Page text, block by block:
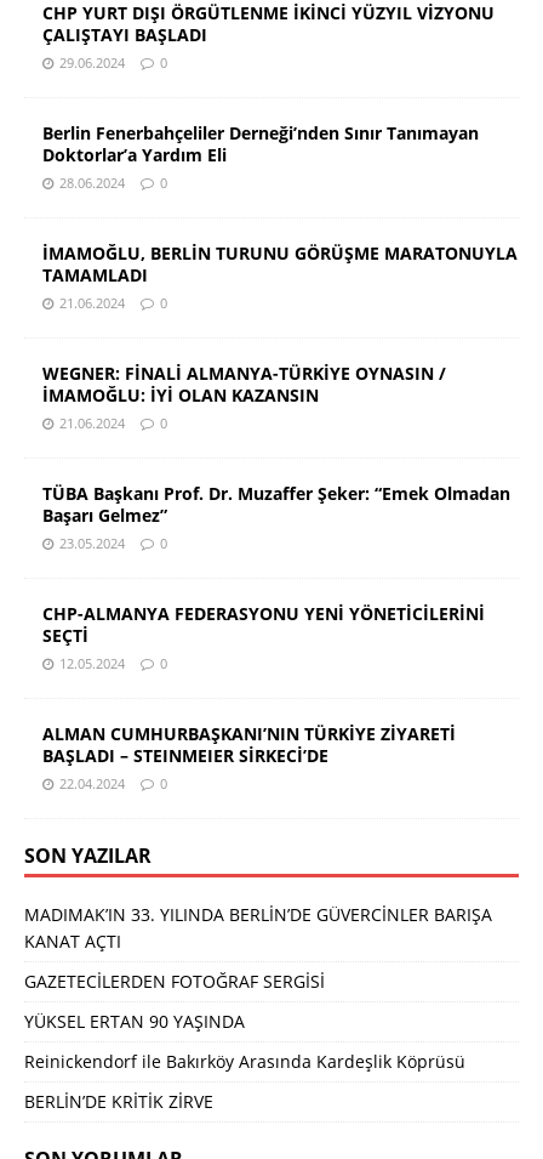
CHP YURT DIŞI ÖRGÜTLENME İKİNCİ YÜZYIL VİZYONU
ÇALIŞTAYI BAŞLADI
29.06.2024 0
Berlin Fenerbahçeliler Derneği’nden Sınır Tanımayan
Doktorlar’a Yardım Eli
28.06.2024 0
İMAMOĞLU, BERLİN TURUNU GÖRÜŞME MARATONUYLA
TAMAMLADI
21.06.2024 0
WEGNER: FİNALİ ALMANYA-TÜRKİYE OYNASIN /
İMAMOĞLU: İYİ OLAN KAZANSIN
21.06.2024 0
TÜBA Başkanı Prof. Dr. Muzaffer Şeker: “Emek Olmadan
Başarı Gelmez”
23.05.2024 0
CHP-ALMANYA FEDERASYONU YENİ YÖNETİCİLERİNİ
SEÇTİ
12.05.2024 0
ALMAN CUMHURBAŞKANI’NIN TÜRKİYE ZİYARETİ
BAŞLADI – STEINMEIER SİRKECİ’DE
22.04.2024 0
SON YAZILAR
MADIMAK’IN 33. YILINDA BERLİN’DE GÜVERCİNLER BARIŞA
KANAT AÇTI
GAZETECİLERDEN FOTOĞRAF SERGİSİ
YÜKSEL ERTAN 90 YAŞINDA
Reinickendorf ile Bakırköy Arasında Kardeşlik Köprüsü
BERLİN’DE KRİTİK ZİRVE